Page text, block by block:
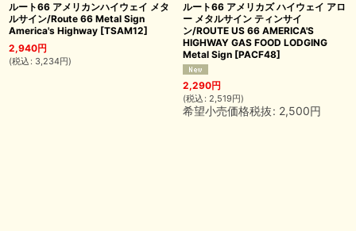
ルート66 アメリカンハイウェイ メタ
ルサイン/Route 66 Metal Sign
America's Highway [TSAM12]
2,940円
(税込 : 3,234円)
ルート66 アメリカズ ハイウェイ アロ
ー メタルサイン ティンサイ
ン/ROUTE US 66 AMERICA'S
HIGHWAY GAS FOOD LODGING
Metal Sign [PACF48]
2,290円
(税込 : 2,519円)
希望小売価格税抜: 2,500円